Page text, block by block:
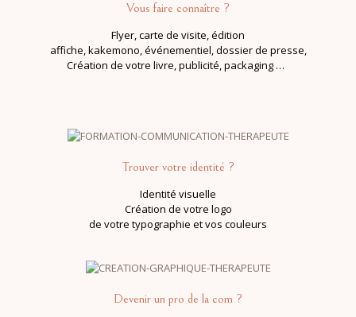
Vous faire connaître ?
Flyer, carte de visite, édition
affiche, kakemono, événementiel, dossier de presse,
Création de votre livre, publicité, packaging …
Trouver votre identité ?
Identité visuelle
Création de votre logo
de votre typographie et vos couleurs
Devenir un pro de la com ?